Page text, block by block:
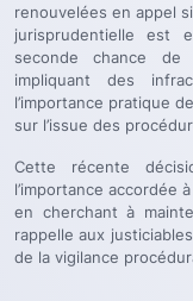
renouvelées en appel
jurisprudentielle est
seconde chance de
impliquant des
l’importance pratique
sur l’issue des
Cette récente
l’importance
en cherchant à
rappelle aux
de la vigilance